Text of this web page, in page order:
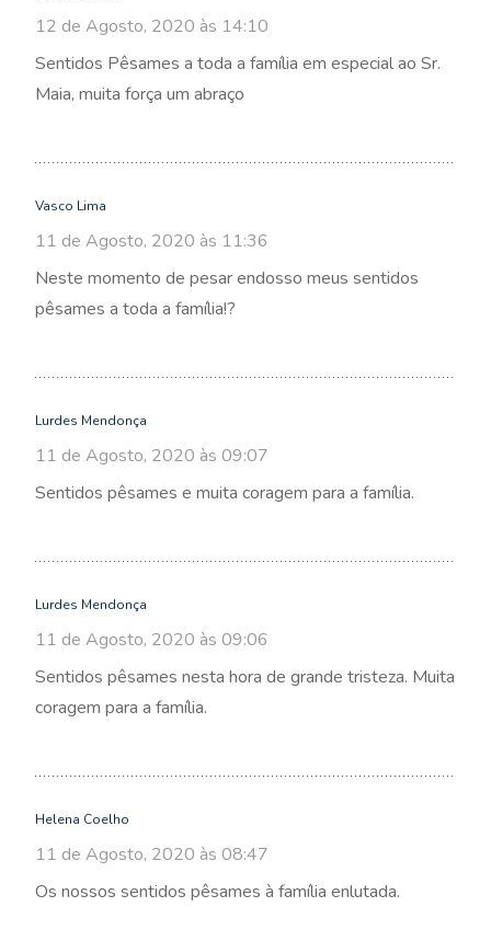
12 de Agosto, 2020 às 14:10
Sentidos Pêsames a toda a família em especial ao Sr.
Maia, muita força um abraço
Vasco Lima
11 de Agosto, 2020 às 11:36
Neste momento de pesar endosso meus sentidos
pêsames a toda a família!?
Lurdes Mendonça
11 de Agosto, 2020 às 09:07
Sentidos pêsames e muita coragem para a família.
Lurdes Mendonça
11 de Agosto, 2020 às 09:06
Sentidos pêsames nesta hora de grande tristeza. Muita
coragem para a família.
Helena Coelho
11 de Agosto, 2020 às 08:47
Os nossos sentidos pêsames à família enlutada.